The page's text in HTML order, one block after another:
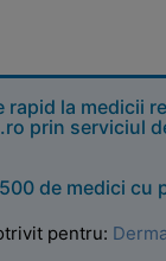
rapid la medicii
prin serviciul
de medici cu
pentru: